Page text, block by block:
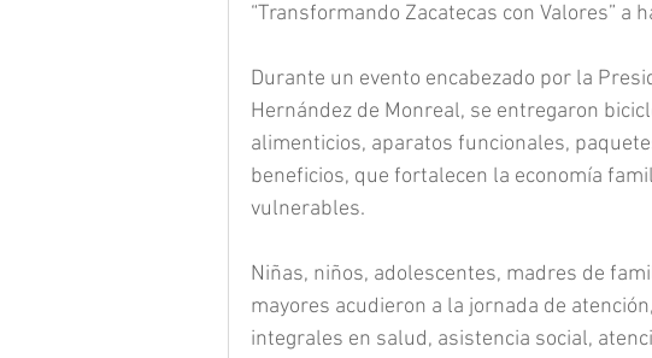
“Transformando Zacatecas con Valores” a
Durante un evento encabezado por la
Hernández de Monreal, se entregaron
alimenticios, aparatos funcionales,
beneficios, que fortalecen la economía
vulnerables.
Niñas, niños, adolescentes, madres de
mayores acudieron a la jornada de
integrales en salud, asistencia social,